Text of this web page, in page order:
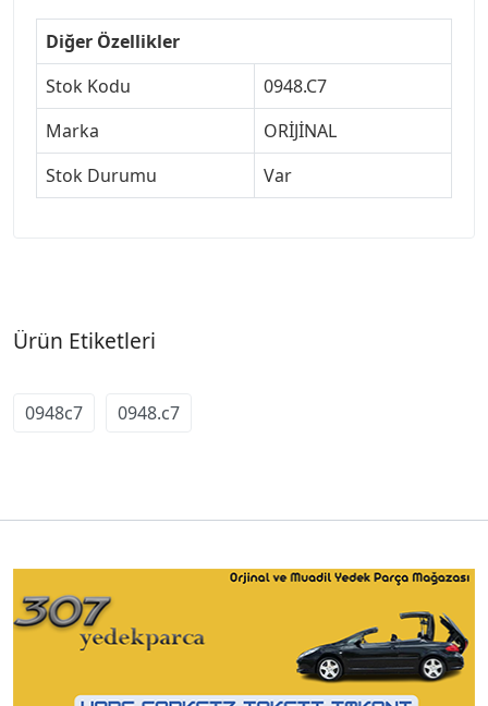
Diğer Özellikler
Stok Kodu
0948.C7
Marka
ORİJİNAL
Stok Durumu
Var
Ürün Etiketleri
0948c7 0948.c7